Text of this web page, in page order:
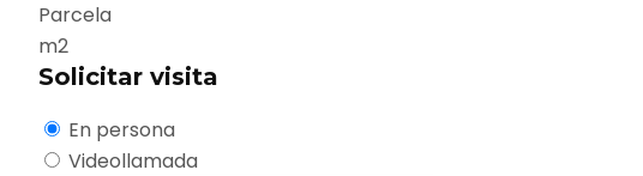
Parcela
m2
Solicitar visita
En persona
Videollamada